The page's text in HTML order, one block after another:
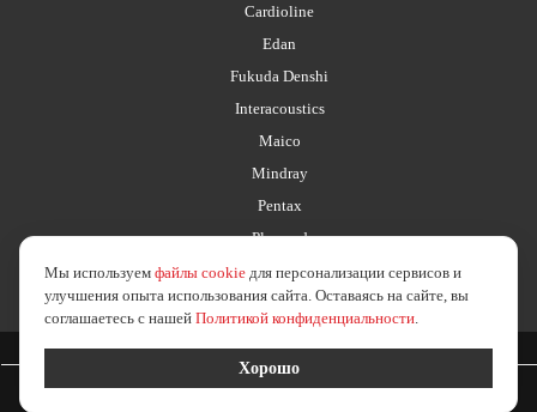
Заказать КП Подробнее
Cardioline
Edan
Fukuda Denshi
Interacoustics
Maico
Mindray
Pentax
Planmed
политика в отношении обработки персональных данных
Мы используем файлы cookie для персонализации сервисов и
улучшения опыта использования сайта. Оставаясь на сайте, вы
соглашаетесь с нашей Политикой конфиденциальности.
Хорошо